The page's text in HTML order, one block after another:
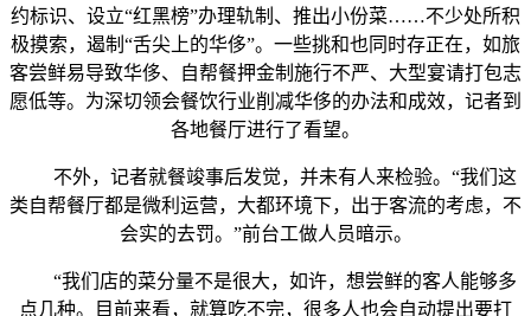
约标识、设立“红黑榜”办理轨制、推出小份菜……不少处所积
极摸索，遏制“舌尖上的华侈”。一些挑和也同时存正在，如旅
客尝鲜易导致华侈、自帮餐押金制施行不严、大型宴请打包志
愿低等。为深切领会餐饮行业削减华侈的办法和成效，记者到
各地餐厅进行了看望。
不外，记者就餐竣事后发觉，并未有人来检验。“我们这
类自帮餐厅都是微利运营，大都环境下，出于客流的考虑，不
会实的去罚。”前台工做人员暗示。
“我们店的菜分量不是很大，如许，想尝鲜的客人能够多
点几种。目前来看，就算吃不完，很多人也会自动提出要打